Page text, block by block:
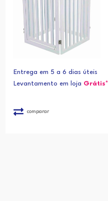
Entrega em 5 a 6 dias úteis
Levantamento em loja Grátis*
comparar